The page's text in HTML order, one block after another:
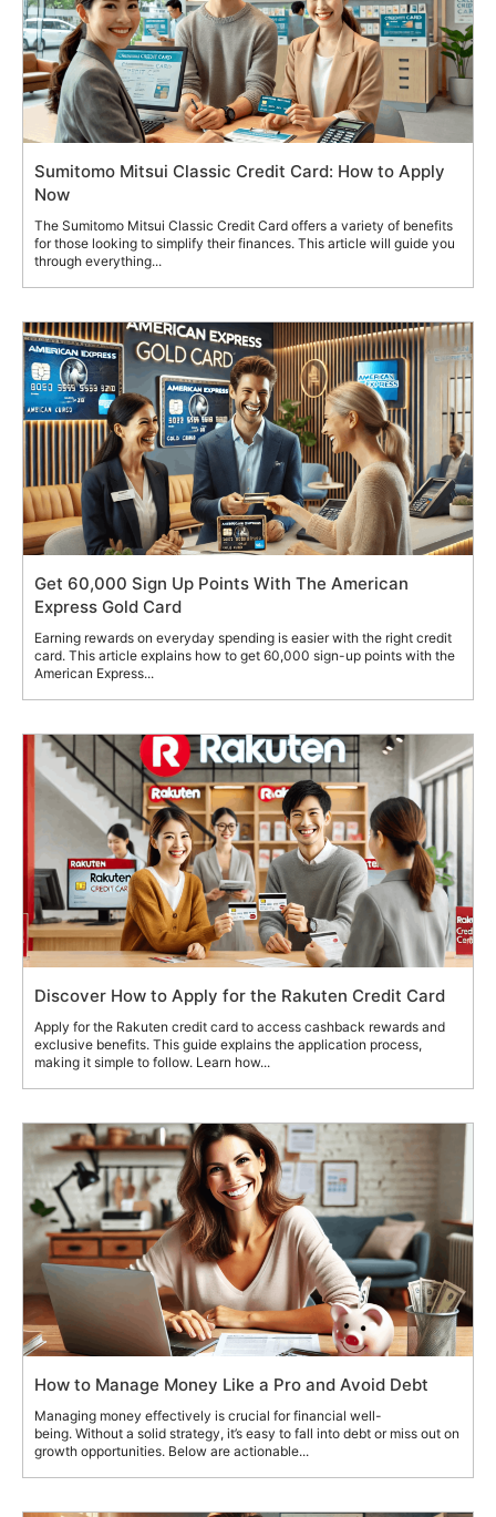
Sumitomo Mitsui Classic Credit Card: How to Apply
Now
The Sumitomo Mitsui Classic Credit Card offers a variety of benefits
for those looking to simplify their finances. This article will guide you
through everything...
Get 60,000 Sign Up Points With The American
Express Gold Card
Earning rewards on everyday spending is easier with the right credit
card. This article explains how to get 60,000 sign-up points with the
American Express...
Discover How to Apply for the Rakuten Credit Card
Apply for the Rakuten credit card to access cashback rewards and
exclusive benefits. This guide explains the application process,
making it simple to follow. Learn how...
How to Manage Money Like a Pro and Avoid Debt
Managing money effectively is crucial for financial well-
being. Without a solid strategy, it’s easy to fall into debt or miss out on
growth opportunities. Below are actionable...